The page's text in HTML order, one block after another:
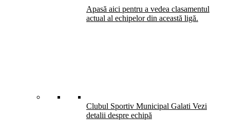
Apasă aici pentru a vedea clasamentul
actual al echipelor din această ligă.
Clubul Sportiv Municipal Galati Vezi
detalii despre echipă